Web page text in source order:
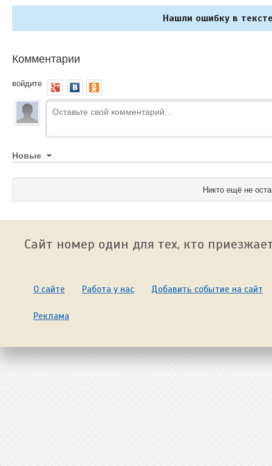
Нашли ошибку в
Комментарии
войдите
Новые
Никто ещё не
Сайт номер один для тех, кто
О сайте Работа у нас Добавить событие на сайт
Реклама